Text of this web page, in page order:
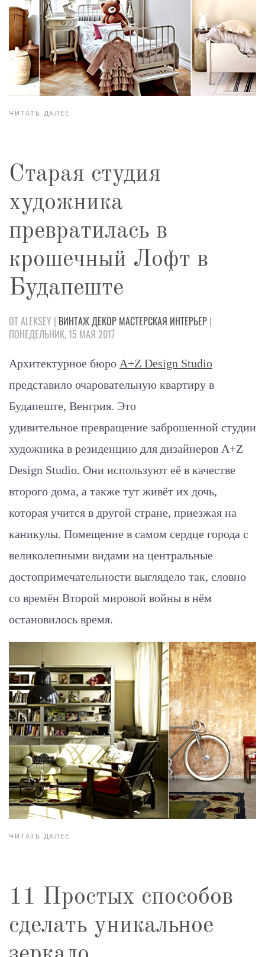
ЧИТАТЬ ДАЛЕЕ
Старая студия
художника
превратилась в
крошечный Лофт в
Будапеште
ОТ ALEKSEY | ВИНТАЖДЕКОР МАСТЕРСКАЯ ИНТЕРЬЕР |
ПОНЕДЕЛЬНИК, 15 МАЯ 2017
Архитектурное бюро A+Z Design Studio
представило очаровательную квартиру в
Будапеште, Венгрия. Это
удивительное превращение заброшенной студии
художника в резиденцию для дизайнеров A+Z
Design Studio. Они используют её в качестве
второго дома, а также тут живёт их дочь,
которая учится в другой стране, приезжая на
каникулы. Помещение в самом сердце города с
великолепными видами на центральные
достопримечательности выглядело так, словно
со времён Второй мировой войны в нём
остановилось время.
ЧИТАТЬ ДАЛЕЕ
11 Простых способов
сделать уникальное